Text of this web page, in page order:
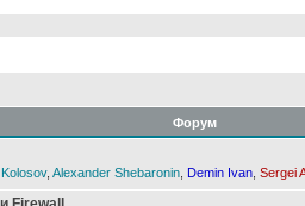
Форум
, Alexander Shebaronin Demin Ivan Sergei